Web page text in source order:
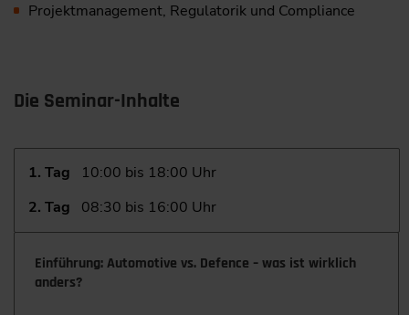
Projektmanagement, Regulatorik und Compliance
Die Seminar-Inhalte
1. Tag
10:00 bis 18:00 Uhr
2. Tag
08:30 bis 16:00 Uhr
Einführung: Automotive vs. Defence – was ist wirklich
anders?